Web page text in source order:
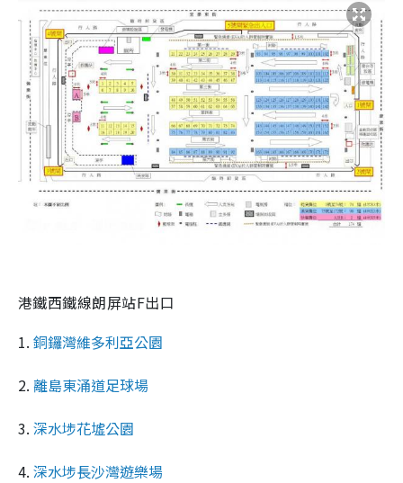
港鐵西鐵線朗屏站F出口
1. 銅鑼灣維多利亞公園
2. 離島東涌道足球場
3. 深水埗花墟公園
4. 深水埗長沙灣遊樂場